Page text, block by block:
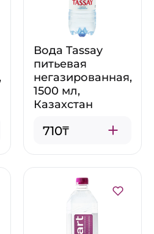
Вода Tassay
питьевая
негазированная,
1500 мл,
Казахстан
710₸